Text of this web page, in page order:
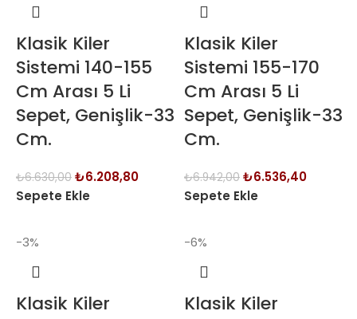
Klasik Kiler
Sistemi 140-155
Cm Arası 5 Li
Sepet, Genişlik-33
Cm.
₺6.630,00 ₺6.208,80
Sepete Ekle
Klasik Kiler
Sistemi 155-170
Cm Arası 5 Li
Sepet, Genişlik-33
Cm.
₺6.942,00 ₺6.536,40
Sepete Ekle
-3%
Klasik Kiler
-6%
Klasik Kiler